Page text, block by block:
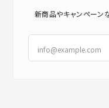
新商品やキャンペーン